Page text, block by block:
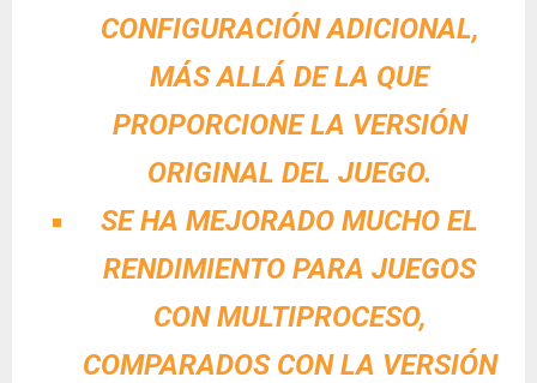
CONFIGURACIÓN ADICIONAL,
MÁS ALLÁ DE LA QUE
PROPORCIONE LA VERSIÓN
ORIGINAL DEL JUEGO.
SE HA MEJORADO MUCHO EL
RENDIMIENTO PARA JUEGOS
CON MULTIPROCESO,
COMPARADOS CON LA VERSIÓN